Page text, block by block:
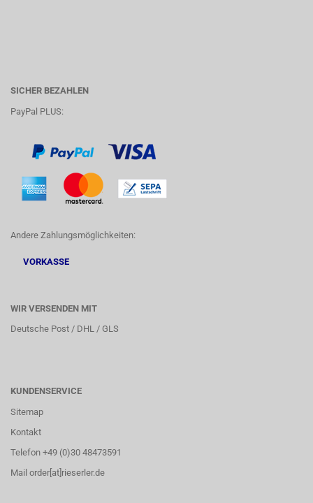
SICHER BEZAHLEN
PayPal PLUS:
Andere Zahlungsmöglichkeiten:
VORKASSE
WIR VERSENDEN MIT
Deutsche Post / DHL / GLS
KUNDENSERVICE
Sitemap
Kontakt
Telefon +49 (0)30 48473591
Mail order[at]rieserler.de